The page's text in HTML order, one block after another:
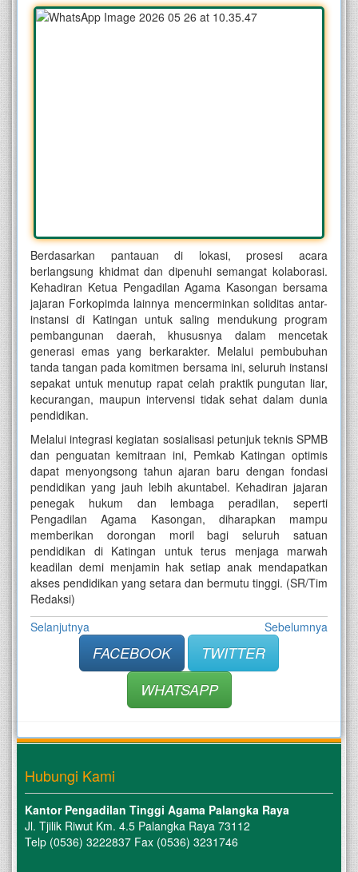
Berdasarkan pantauan di lokasi, prosesi acara
berlangsung khidmat dan dipenuhi semangat kolaborasi.
Kehadiran Ketua Pengadilan Agama Kasongan bersama
jajaran Forkopimda lainnya mencerminkan soliditas antar-
instansi di Katingan untuk saling mendukung program
pembangunan daerah, khususnya dalam mencetak
generasi emas yang berkarakter. Melalui pembubuhan
tanda tangan pada komitmen bersama ini, seluruh instansi
sepakat untuk menutup rapat celah praktik pungutan liar,
kecurangan, maupun intervensi tidak sehat dalam dunia
pendidikan.
Melalui integrasi kegiatan sosialisasi petunjuk teknis SPMB
dan penguatan kemitraan ini, Pemkab Katingan optimis
dapat menyongsong tahun ajaran baru dengan fondasi
pendidikan yang jauh lebih akuntabel. Kehadiran jajaran
penegak hukum dan lembaga peradilan, seperti
Pengadilan Agama Kasongan, diharapkan mampu
memberikan dorongan moril bagi seluruh satuan
pendidikan di Katingan untuk terus menjaga marwah
keadilan demi menjamin hak setiap anak mendapatkan
akses pendidikan yang setara dan bermutu tinggi. (SR/Tim
Redaksi)
Selanjutnya
Sebelumnya
FACEBOOK
TWITTER
WHATSAPP
Hubungi Kami
Kantor Pengadilan Tinggi Agama Palangka Raya
Jl. Tjilik Riwut Km. 4.5 Palangka Raya 73112
Telp (0536) 3222837 Fax (0536) 3231746